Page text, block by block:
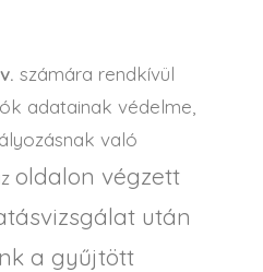
számára rendkívül
adatainak védelme,
való
oldalon végzett
után
a gyűjtött